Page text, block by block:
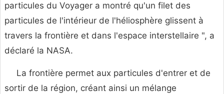
particules du Voyager a montré qu'un filet des
particules de l'intérieur de l'héliosphère glissent à
travers la frontière et dans l'espace interstellaire ", a
déclaré la NASA.
La frontière permet aux particules d'entrer et de
sortir de la région, créant ainsi un mélange